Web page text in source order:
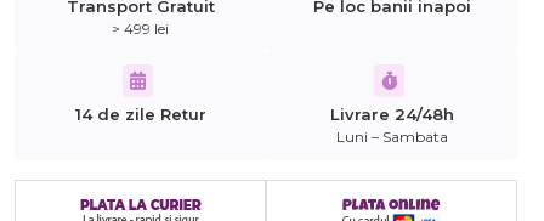
Transport Gratuit
> 499 lei
Pe loc banii inapoi
14 de zile Retur Livrare 24/48h
Luni – Sambata